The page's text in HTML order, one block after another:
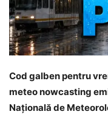
Cod galben pentru
meteo nowcasting
Națională de